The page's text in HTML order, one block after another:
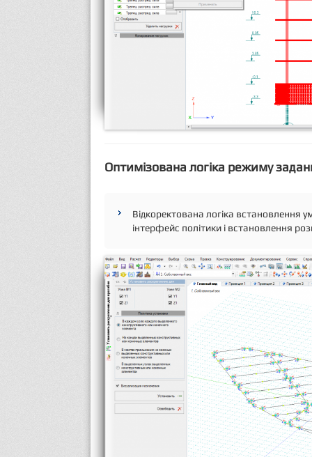
Оптимізована логіка режиму
Відкоректована логіка встановлення
інтерфейс політики і встановлення